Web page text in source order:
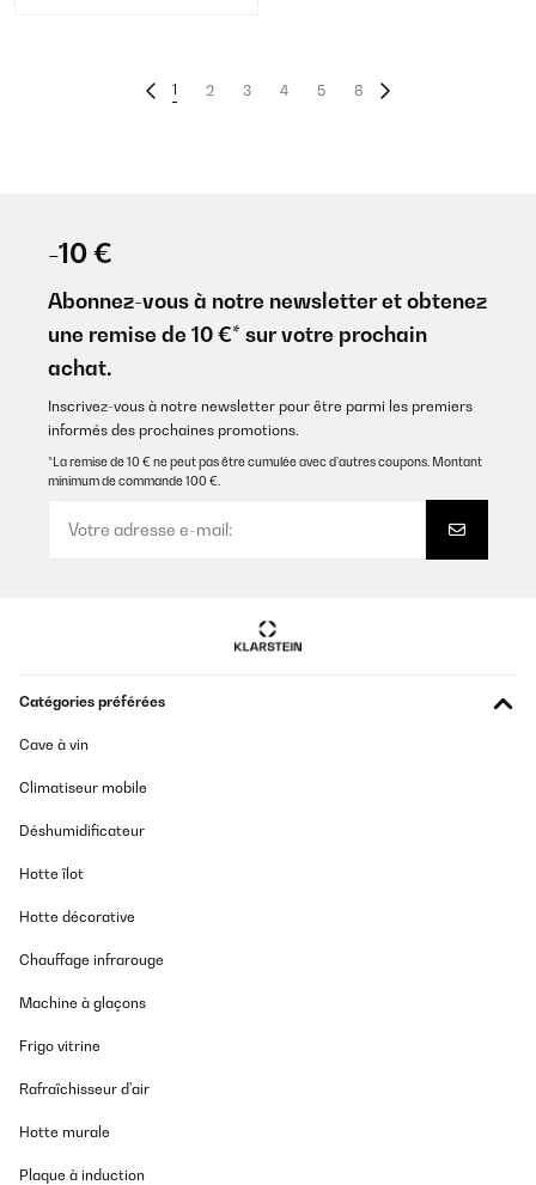
1 2 3 4 5 8
-10 €
Abonnez-vous à notre newsletter et obtenez
une remise de 10 €* sur votre prochain
achat.
Inscrivez-vous à notre newsletter pour être parmi les premiers
informés des prochaines promotions.
*La remise de 10 € ne peut pas être cumulée avec d’autres coupons. Montant
minimum de commande 100 €.
Catégories préférées
Cave à vin
Climatiseur mobile
Déshumidificateur
Hotte îlot
Hotte décorative
Chauffage infrarouge
Machine à glaçons
Frigo vitrine
Rafraîchisseur d'air
Hotte murale
Plaque à induction